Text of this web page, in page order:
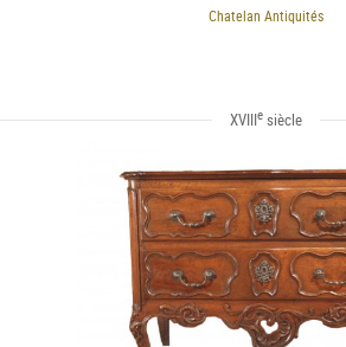
Chatelan Antiquités
XVIIIesiècle